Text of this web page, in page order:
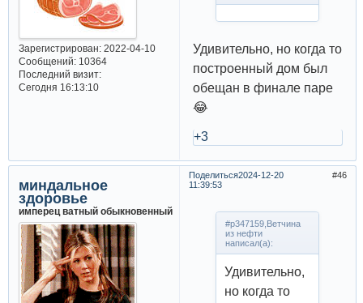
Зарегистрирован: 2022-04-10
Сообщений:10364
Последний визит:
Сегодня 16:13:10
Удивительно, но когда то
построенный дом был
обещан в финале паре
😂
+3
Поделиться 46
2024-12-20
11:39:53
миндальное
здоровье
имперец ватный обыкновенный
#p347159,Ветчина
из нефти
написал(а):
Удивительно,
но когда то